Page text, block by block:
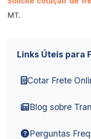
MT.
Links Úteis para
Cotar Frete
Blog sobre
Perguntas